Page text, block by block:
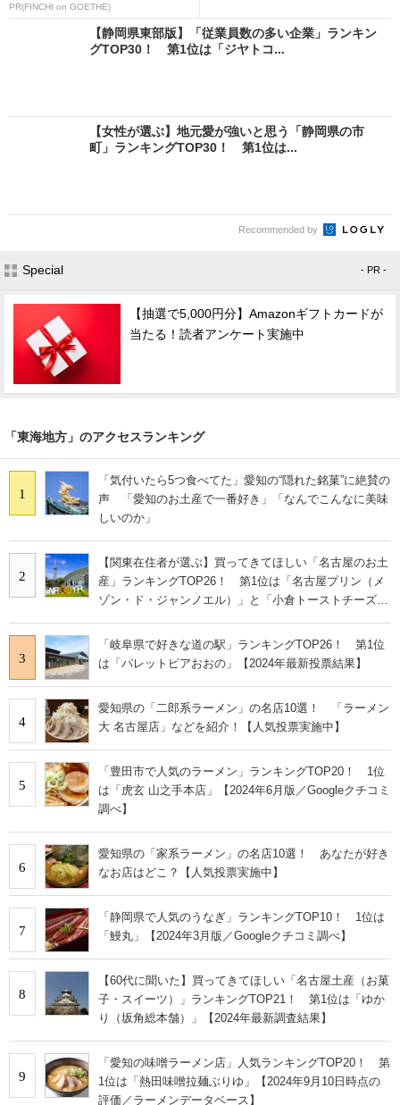
PR(FINCHI on GOETHE)
【静岡県東部版】「従業員数の多い企業」ランキン
グTOP30！ 第1位は「ジヤトコ...
【女性が選ぶ】地元愛が強いと思う「静岡県の市
町」ランキングTOP30！ 第1位は...
Recommended by
Special - PR -
【抽選で5,000円分】Amazonギフトカードが
当たる！読者アンケート実施中
「東海地方」のアクセスランキング
1
「気付いたら5つ食べてた」愛知の“隠れた銘菓”に絶賛の
声 「愛知のお土産で一番好き」「なんでこんなに美味
しいのか」
2
【関東在住者が選ぶ】買ってきてほしい「名古屋のお土
産」ランキングTOP26！ 第1位は「名古屋プリン（メ
ゾン・ド・ジャンノエル）」と「小倉トーストチーズケ
3
「岐阜県で好きな道の駅」ランキングTOP26！ 第1位
は「パレットピアおおの」【2024年最新投票結果】
4
愛知県の「二郎系ラーメン」の名店10選！ 「ラーメン
大 名古屋店」などを紹介！【人気投票実施中】
5
「豊田市で人気のラーメン」ランキングTOP20！ 1位
は「虎玄 山之手本店」【2024年6月版／Googleクチコミ
調べ】
6
愛知県の「家系ラーメン」の名店10選！ あなたが好き
なお店はどこ？【人気投票実施中】
7
「静岡県で人気のうなぎ」ランキングTOP10！ 1位は
「鰻丸」【2024年3月版／Googleクチコミ調べ】
8
【60代に聞いた】買ってきてほしい「名古屋土産（お菓
子・スイーツ）」ランキングTOP21！ 第1位は「ゆか
り（坂角総本舗）」【2024年最新調査結果】
9
「愛知の味噌ラーメン店」人気ランキングTOP20！ 第
1位は「熱田味噌拉麺ぶりゆ」【2024年9月10日時点の
評価／ラーメンデータベース】